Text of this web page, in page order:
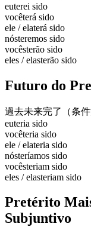
euterei sido
vocêterá sido
ele / elaterá sido
nósteremos sido
vocêsterão sido
eles / elasterão sido
Futuro do
過去未来完了（条件
euteria sido
vocêteria sido
ele / elateria sido
nósteríamos sido
vocêsteriam sido
eles / elasteriam sido
Pretérito
Subjuntivo